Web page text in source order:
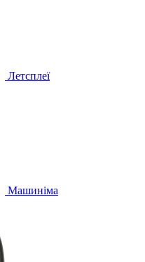
Летсплеї
Машиніма